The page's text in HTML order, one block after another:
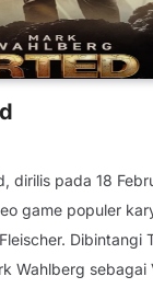
dirilis pada 18
game populer
Dibintangi
Wahlberg sebagai